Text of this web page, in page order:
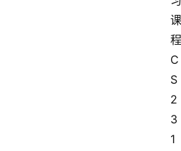
课
程
C
S
2
3
1